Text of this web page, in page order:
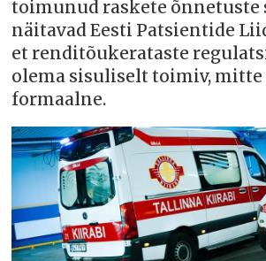
toimunud raskete õnnetuste
näitavad Eesti Patsientide
et renditõukerataste
olema sisuliselt toimiv, mitte
formaalne.